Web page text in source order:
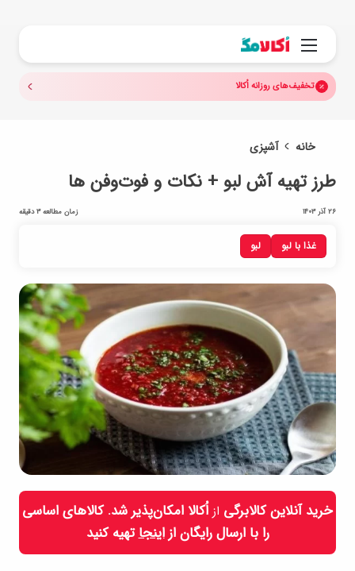
منو
تخفیف‌های روزانه اُکالا
خانه آشپزی
غذا با لبو لبو
طرز تهیه آش لبو + نکات و فوت‌وفن ها
26 آذر 1403 زمان مطالعه 3 دقیقه
خرید آنلاین کالابرگی از اُکالا امکان‌پذیر شد. کالاهای اساسی
را با ارسال رایگان ازاینجاتهیه کنید